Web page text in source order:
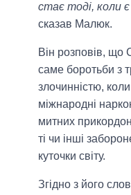
стає тоді, коли
сказав Малюк.
Він розповів, що
саме боротьби з
злочинністю,
міжнародні
митних
ті чи інші
куточки світу.
Згідно з його